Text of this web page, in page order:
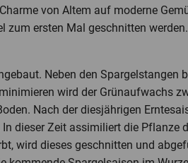
von Altem auf moderne
zum ersten Mal geschnitten werden.
Neben den Spargelstangen
wird der Grünaufwachs
Nach der diesjährigen
dieser Zeit assimiliert die
wird dieses geschnitten und